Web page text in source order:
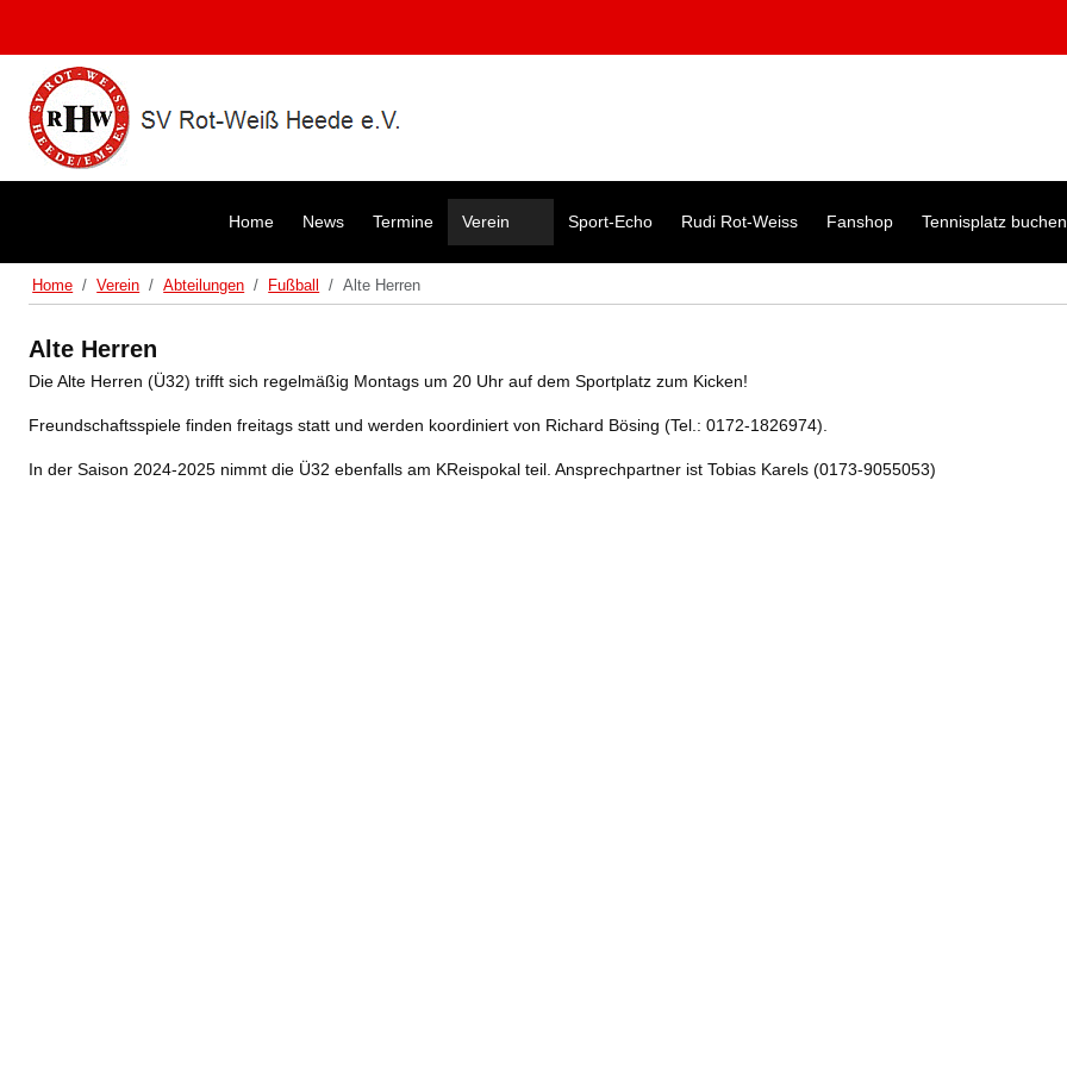
Home News Termine Verein Sport-Echo Rudi Rot-Weiss Fanshop Tennisplatz buchen
Home Verein Abteilungen Fußball Alte Herren
Alte Herren
Die Alte Herren (Ü32) trifft sich regelmäßig Montags um 20 Uhr auf dem Sportplatz zum Kicken!
Freundschaftsspiele finden freitags statt und werden koordiniert von Richard Bösing (Tel.: 0172-1826974).
In der Saison 2024-2025 nimmt die Ü32 ebenfalls am KReispokal teil. Ansprechpartner ist Tobias Karels (0173-9055053)